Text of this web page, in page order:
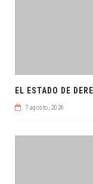
EL ESTADO DE
7 agosto, 2026